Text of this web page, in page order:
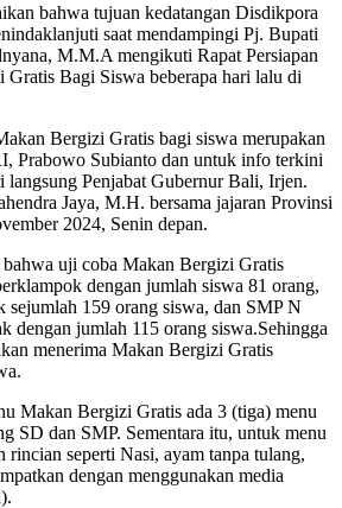
bahwa tujuan kedatangan Disdikpora
saat mendampingi Pj. Bupati
M.M.A mengikuti Rapat Persiapan
Bagi Siswa beberapa hari lalu di
Bergizi Gratis bagi siswa merupakan
Prabowo Subianto dan untuk info terkini
Penjabat Gubernur Bali, Irjen.
Jaya, M.H. bersama jajaran Provinsi
2024, Senin depan.
bahwa uji coba Makan Bergizi Gratis
dengan jumlah siswa 81 orang,
sejumlah 159 orang siswa, dan SMP N
dengan jumlah 115 orang siswa.Sehingga
menerima Makan Bergizi Gratis
Makan Bergizi Gratis ada 3 (tiga) menu
SD dan SMP. Sementara itu, untuk menu
rincian seperti Nasi, ayam tanpa tulang,
dengan menggunakan media